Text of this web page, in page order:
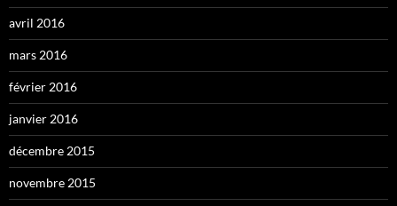
avril 2016
mars 2016
février 2016
janvier 2016
décembre 2015
novembre 2015